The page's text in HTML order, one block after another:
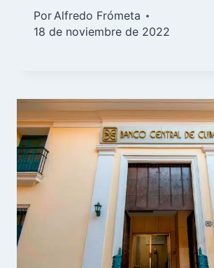
PorAlfredo Frómeta
18 de noviembre de 2022